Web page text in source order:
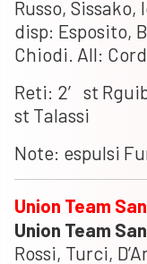
Russo,
disp: Esposito,
Chiodi. All:
Reti: 2′ st
st Talassi
Note: espulsi
Union Team
Union Team San
Rossi, Turci,